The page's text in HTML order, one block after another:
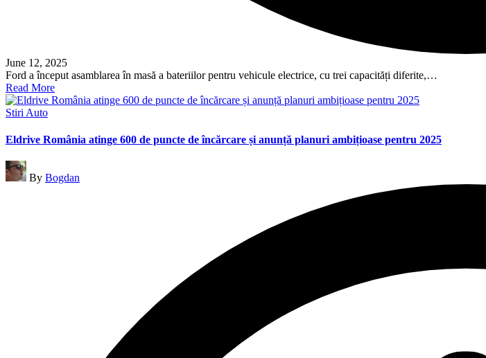
June 12, 2025
Ford a început asamblarea în masă a bateriilor pentru vehicule electrice, cu trei capacități diferite,…
Read More
Posted
Stiri Auto
Eldrive România atinge 600 de puncte de încărcare și anunță planuri ambițioase pentru 2025
Posted
by
By Bogdan